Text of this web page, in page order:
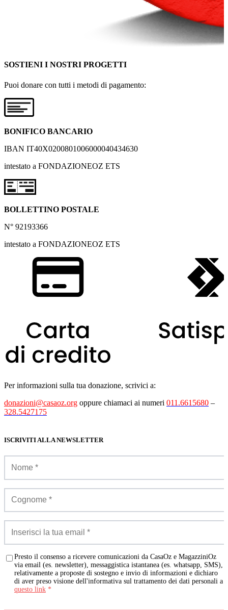
SOSTIENI I NOSTRI PROGETTI
Puoi donare con tutti i metodi di pagamento:
BONIFICO BANCARIO
IBAN IT40X0200801006000040434630
intestato a FONDAZIONEOZ ETS
BOLLETTINO POSTALE
N° 92193366
intestato a FONDAZIONEOZ ETS
Per informazioni sulla tua donazione, scrivici a:
donazioni@casaoz.org oppure chiamaci ai numeri 011.6615680 –
328.5427175
ISCRIVITI ALLA NEWSLETTER
Presto il consenso a ricevere comunicazioni da CasaOz e MagazziniOz
via email (es. newsletter), messaggistica istantanea (es. whatsapp, SMS),
relativamente a proposte di sostegno e invio di informazioni e dichiaro
di aver preso visione dell'informativa sul trattamento dei dati personali a
questo link *